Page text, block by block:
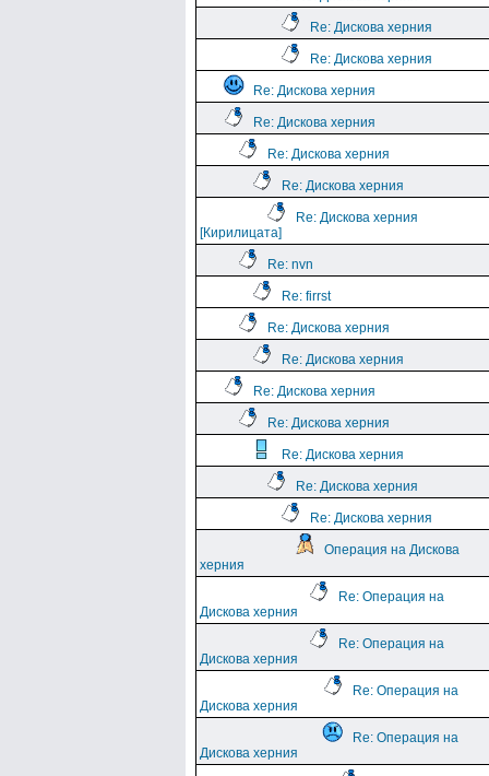
Re: Дискова херния
Re: Дискова херния
Re: Дискова херния
Re: Дискова херния
Re: Дискова херния
Re: Дискова херния
Re: Дискова херния
[Кирилицата]
Re: nvn
Re: firrst
Re: Дискова херния
Re: Дискова херния
Re: Дискова херния
Re: Дискова херния
Re: Дискова херния
Re: Дискова херния
Re: Дискова херния
Операция на Дискова
херния
Re: Операция на
Дискова херния
Re: Операция на
Дискова херния
Re: Операция на
Дискова херния
Re: Операция на
Дискова херния